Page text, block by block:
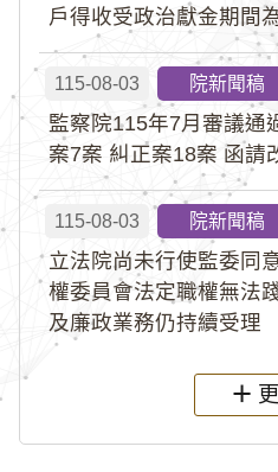
戶得收受政治獻金期間
115-08-03 院新聞稿
監察院115年7月審議通
案7案 糾正案18案 函請
115-08-03 院新聞稿
立法院尚未行使監委同
權委員會法定職權無法
及廉政業務仍持續受理